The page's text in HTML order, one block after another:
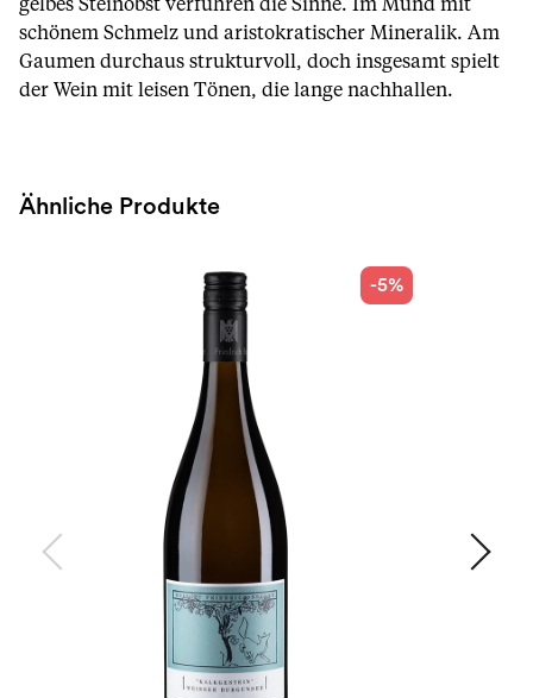
gelbes Steinobst verführen die Sinne. Im Mund mit
schönem Schmelz und aristokratischer Mineralik. Am
Gaumen durchaus strukturvoll, doch insgesamt spielt
der Wein mit leisen Tönen, die lange nachhallen.
Ähnliche Produkte
-5%